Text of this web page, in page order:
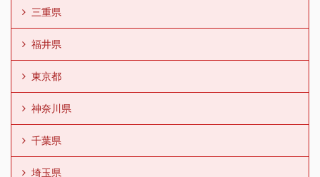
三重県
福井県
東京都
神奈川県
千葉県
埼玉県